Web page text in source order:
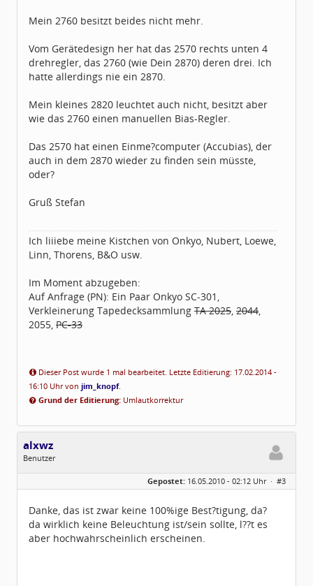
Mein 2760 besitzt beides nicht mehr.
Vom Gerätedesign her hat das 2570 rechts unten 4
drehregler, das 2760 (wie Dein 2870) deren drei. Ich
hatte allerdings nie ein 2870.
Mein kleines 2820 leuchtet auch nicht, besitzt aber
wie das 2760 einen manuellen Bias-Regler.
Das 2570 hat einen Einme?computer (Accubias), der
auch in dem 2870 wieder zu finden sein müsste,
oder?
Gruß Stefan
Ich liiiebe meine Kistchen von Onkyo, Nubert, Loewe,
Linn, Thorens, B&O usw.
Im Moment abzugeben:
Auf Anfrage (PN): Ein Paar Onkyo SC-301,
Verkleinerung Tapedecksammlung TA 2025, 2044,
2055, PC-33
Dieser Post wurde 1 mal bearbeitet. Letzte Editierung: 17.02.2014 -
16:10 Uhr von jim_knopf.
Grund der Editierung: Umlautkorrektur
alxwz
Benutzer
Geschlecht:
keine Angabe
Dabei seit:
04 / 2010
Gepostet: 16.05.2010 - 02:12 Uhr · #3
Danke, das ist zwar keine 100%ige Best?tigung, da?
da wirklich keine Beleuchtung ist/sein sollte, l??t es
aber hochwahrscheinlich erscheinen.